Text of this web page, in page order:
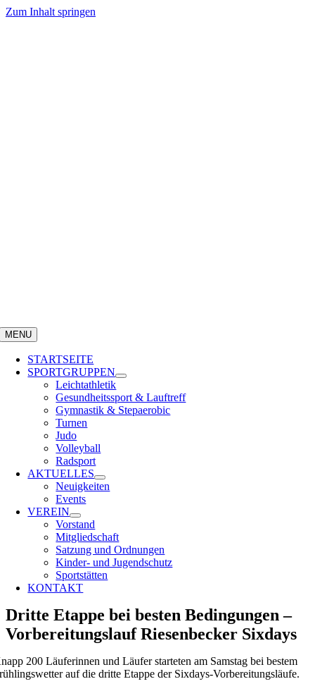
Zum Inhalt springen
MENU
STARTSEITE
SPORTGRUPPEN
Leichtathletik
Gesundheitssport & Lauftreff
Gymnastik & Stepaerobic
Turnen
Judo
Volleyball
Radsport
AKTUELLES
Neuigkeiten
Events
VEREIN
Vorstand
Mitgliedschaft
Satzung und Ordnungen
Kinder- und Jugendschutz
Sportstätten
KONTAKT
Dritte Etappe bei besten Bedingungen –
Vorbereitungslauf Riesenbecker Sixdays
200 Läuferinnen und Läufer starteten am Samstag bei bestem
auf die dritte Etappe der Sixdays-Vorbereitungsläufe.